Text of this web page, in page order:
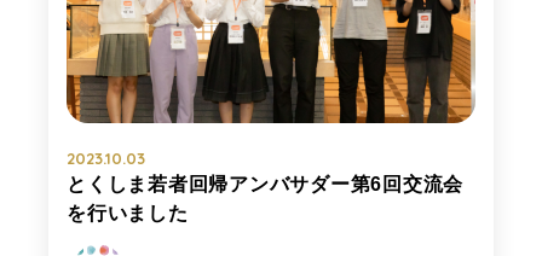
2023.10.03
とくしま若者回帰アンバサダー第6回交流会
を行いました